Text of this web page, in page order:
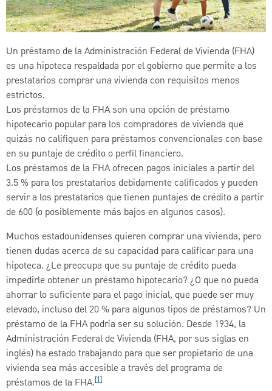
Un préstamo de la Administración Federal de Vivienda (FHA)
es una hipoteca respaldada por el gobierno que permite a los
prestatarios comprar una vivienda con requisitos menos
estrictos.
Los préstamos de la FHA son una opción de préstamo
hipotecario popular para los compradores de vivienda que
quizás no califiquen para préstamos convencionales con base
en su puntaje de crédito o perfil financiero.
Los préstamos de la FHA ofrecen pagos iniciales a partir del
3.5 % para los prestatarios debidamente calificados y pueden
servir a los prestatarios que tienen puntajes de crédito a partir
de 600 (o posiblemente más bajos en algunos casos).
Muchos estadounidenses quieren comprar una vivienda, pero
tienen dudas acerca de su capacidad para calificar para una
hipoteca. ¿Le preocupa que su puntaje de crédito pueda
impedirle obtener un préstamo hipotecario? ¿O que no pueda
ahorrar lo suficiente para el pago inicial, que puede ser muy
elevado, incluso del 20 % para algunos tipos de préstamos? Un
préstamo de la FHA podría ser su solución. Desde 1934, la
Administración Federal de Vivienda (FHA, por sus siglas en
inglés) ha estado trabajando para que ser propietario de una
vivienda sea más accesible a través del programa de
préstamos de la FHA.[1]